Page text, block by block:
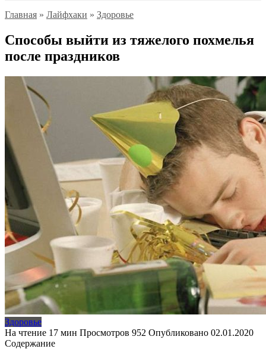
Главная » Лайфхаки » Здоровье
Способы выйти из тяжелого похмелья
после праздников
Здоровье
На чтение 17 мин Просмотров 952 Опубликовано 02.01.2020
Содержание